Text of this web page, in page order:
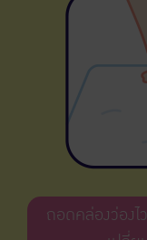
ถอดคล่องว่องไ